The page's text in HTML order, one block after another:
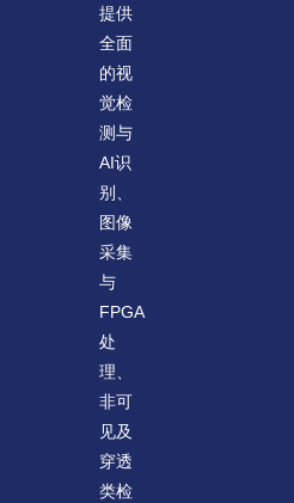
提供
全面
的视
觉检
测与
AI识
别、
图像
采集
与
FPGA
处
理、
非可
见及
穿透
类检